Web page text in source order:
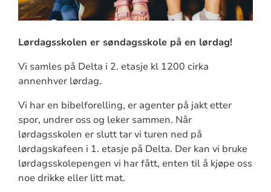
Lørdagsskolen er søndagsskole på en lørdag!
Vi samles på Delta i 2. etasje kl 1200 cirka
annenhver lørdag.
Vi har en bibelforelling, er agenter på jakt etter
spor, undrer oss og leker sammen. Når
lørdagsskolen er slutt tar vi turen ned på
lørdagskafeen i 1. etasje på Delta. Der kan vi bruke
lørdagsskolepengen vi har fått, enten til å kjøpe oss
noe drikke eller litt mat.